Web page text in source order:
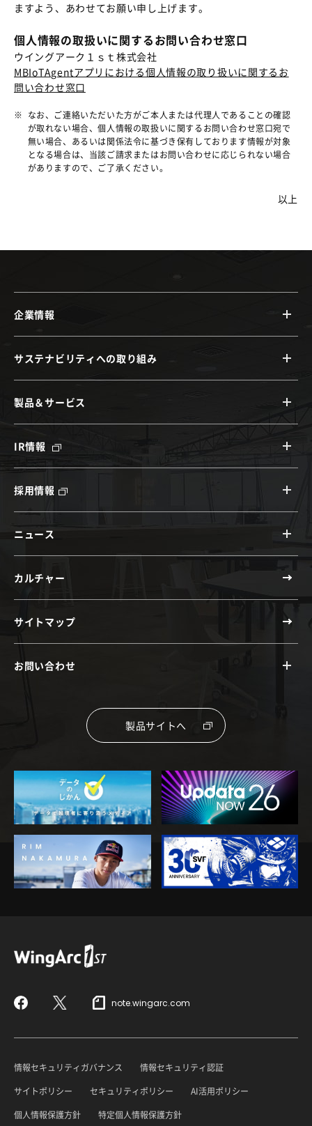
ますよう、あわせてお願い申し上げます。
個人情報の取扱いに関するお問い合わせ窓口
ウイングアーク１ｓｔ株式会社
MBIoTAgentアプリにおける個人情報の取り扱いに関するお
問い合わせ窓口
※ なお、ご連絡いただいた方がご本人または代理人であることの確認
が取れない場合、個人情報の取扱いに関するお問い合わせ窓口宛で
無い場合、あるいは関係法令に基づき保有しております情報が対象
となる場合は、当該ご請求またはお問い合わせに応じられない場合
がありますので、ご了承ください。
以上
企業情報
サステナビリティへの取り組み
製品＆サービス
IR情報
採用情報
ニュース
カルチャー
サイトマップ
お問い合わせ
製品サイトへ
FacebookX note.wingarc.com
情報セキュリティガバナンス
情報セキュリティ認証
サイトポリシー
セキュリティポリシー
AI活用ポリシー
個人情報保護方針
特定個人情報保護方針